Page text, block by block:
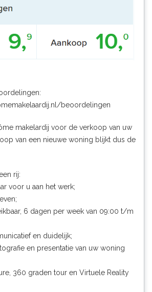
beoordelingen
makelardij voor de verkoop van uw
van een nieuwe woning blijkt dus de
rij:
voor u aan het werk;
6 dagen per week van 09:00 t/m
en duidelijk;
en presentatie van uw woning
360 graden tour en Virtuele Reality